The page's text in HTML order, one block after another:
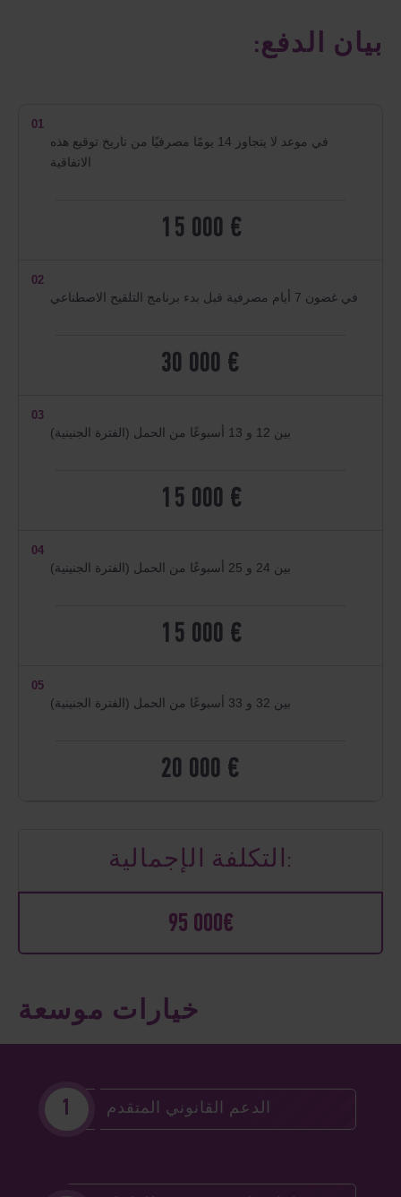
بيان الدفع:
01
في موعد لا يتجاوز 14 يومًا مصرفيًا من تاريخ توقيع هذه
الاتفاقية
15 000 €
02
في غضون 7 أيام مصرفية قبل بدء برنامج التلقيح الاصطناعي
30 000 €
03
بين 12 و 13 أسبوعًا من الحمل (الفترة الجنينية)
15 000 €
04
بين 24 و 25 أسبوعًا من الحمل (الفترة الجنينية)
15 000 €
05
بين 32 و 33 أسبوعًا من الحمل (الفترة الجنينية)
20 000 €
التكلفة الإجمالية:
95 000€
خيارات موسعة
الدعم القانوني المتقدم